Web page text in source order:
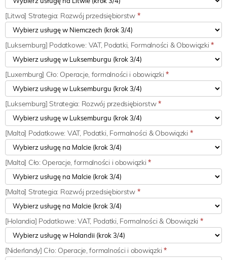
[Litwa] Strategia: Rozwój przedsiębiorstw *
[Luksemburg] Podatkowe: VAT, Podatki, Formalności & Obowiązki*
[Luxemburg] Cło: Operacje, formalności i obowiązki*
[Luksemburg] Strategia: Rozwój przedsiębiorstw*
[Malta] Podatkowe: VAT, Podatki, Formalności & Obowiązki *
[Malta] Cło: Operacje, formalności i obowiązki*
[Malta] Strategia: Rozwój przedsiębiorstw *
[Holandia] Podatkowe: VAT, Podatki, Formalności & Obowiązki *
[Niderlandy] Cło: Operacje, formalności i obowiązki*